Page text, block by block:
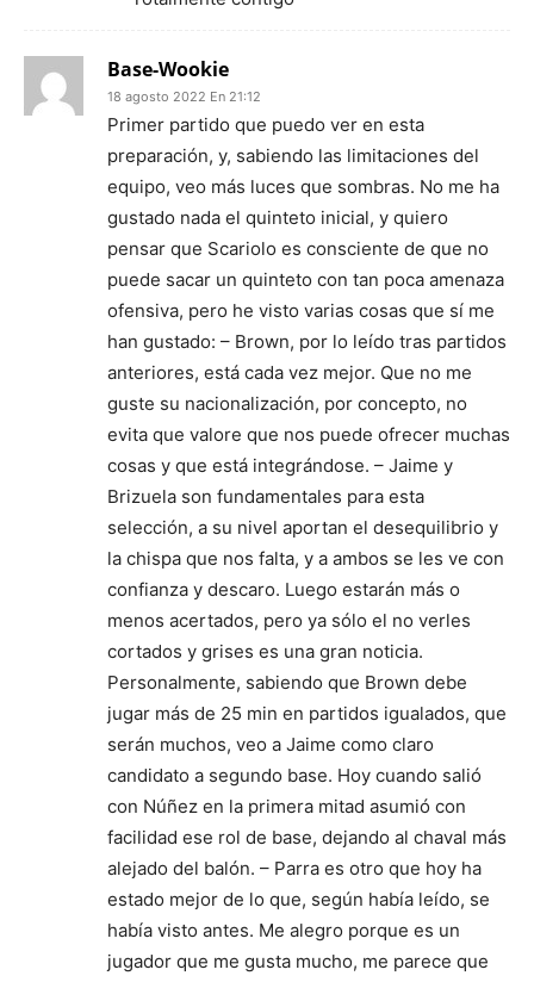
Base-Wookie
18 agosto 2022 En 21:12
Primer partido que puedo ver en esta
preparación, y, sabiendo las limitaciones del
equipo, veo más luces que sombras. No me ha
gustado nada el quinteto inicial, y quiero
pensar que Scariolo es consciente de que no
puede sacar un quinteto con tan poca amenaza
ofensiva, pero he visto varias cosas que sí me
han gustado: – Brown, por lo leído tras partidos
anteriores, está cada vez mejor. Que no me
guste su nacionalización, por concepto, no
evita que valore que nos puede ofrecer muchas
cosas y que está integrándose. – Jaime y
Brizuela son fundamentales para esta
selección, a su nivel aportan el desequilibrio y
la chispa que nos falta, y a ambos se les ve con
confianza y descaro. Luego estarán más o
menos acertados, pero ya sólo el no verles
cortados y grises es una gran noticia.
Personalmente, sabiendo que Brown debe
jugar más de 25 min en partidos igualados, que
serán muchos, veo a Jaime como claro
candidato a segundo base. Hoy cuando salió
con Núñez en la primera mitad asumió con
facilidad ese rol de base, dejando al chaval más
alejado del balón. – Parra es otro que hoy ha
estado mejor de lo que, según había leído, se
había visto antes. Me alegro porque es un
jugador que me gusta mucho, me parece que